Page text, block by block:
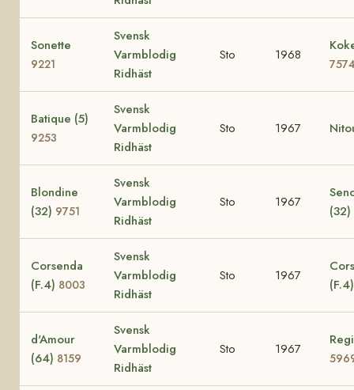
Sonette
9221
Svensk
Varmblodig
Ridhäst
Sto 1968
Batique (5)
9253
Svensk
Varmblodig
Ridhäst
Sto 1967
Blondine
(32) 9751
Svensk
Varmblodig
Ridhäst
Sto 1967
(32)
Corsenda
(F.4) 8003
Svensk
Varmblodig
Ridhäst
Sto 1967
d'Amour
(64) 8159
Svensk
Varmblodig
Ridhäst
Sto 1967